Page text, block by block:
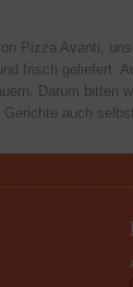
Pizza Avanti,
frisch geliefert.
Darum bitten
Gerichte auch